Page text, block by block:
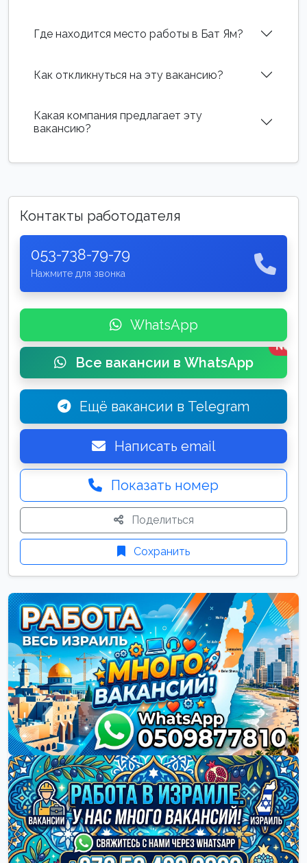
Где находится место работы в Бат Ям?
Как откликнуться на эту вакансию?
Какая компания предлагает эту
вакансию?
Контакты работодателя
053-738-79-79
Нажмите для звонка
WhatsApp
Все вакансии в WhatsApp
New
Ещё вакансии в Telegram
Написать email
Показать номер
Поделиться
Сохранить